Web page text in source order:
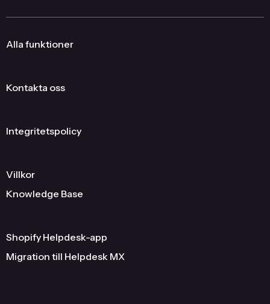
Alla funktioner
Kontakta oss
Integritetspolicy
Villkor
Knowledge Base
Shopify Helpdesk-app
Migration till Helpdesk MX